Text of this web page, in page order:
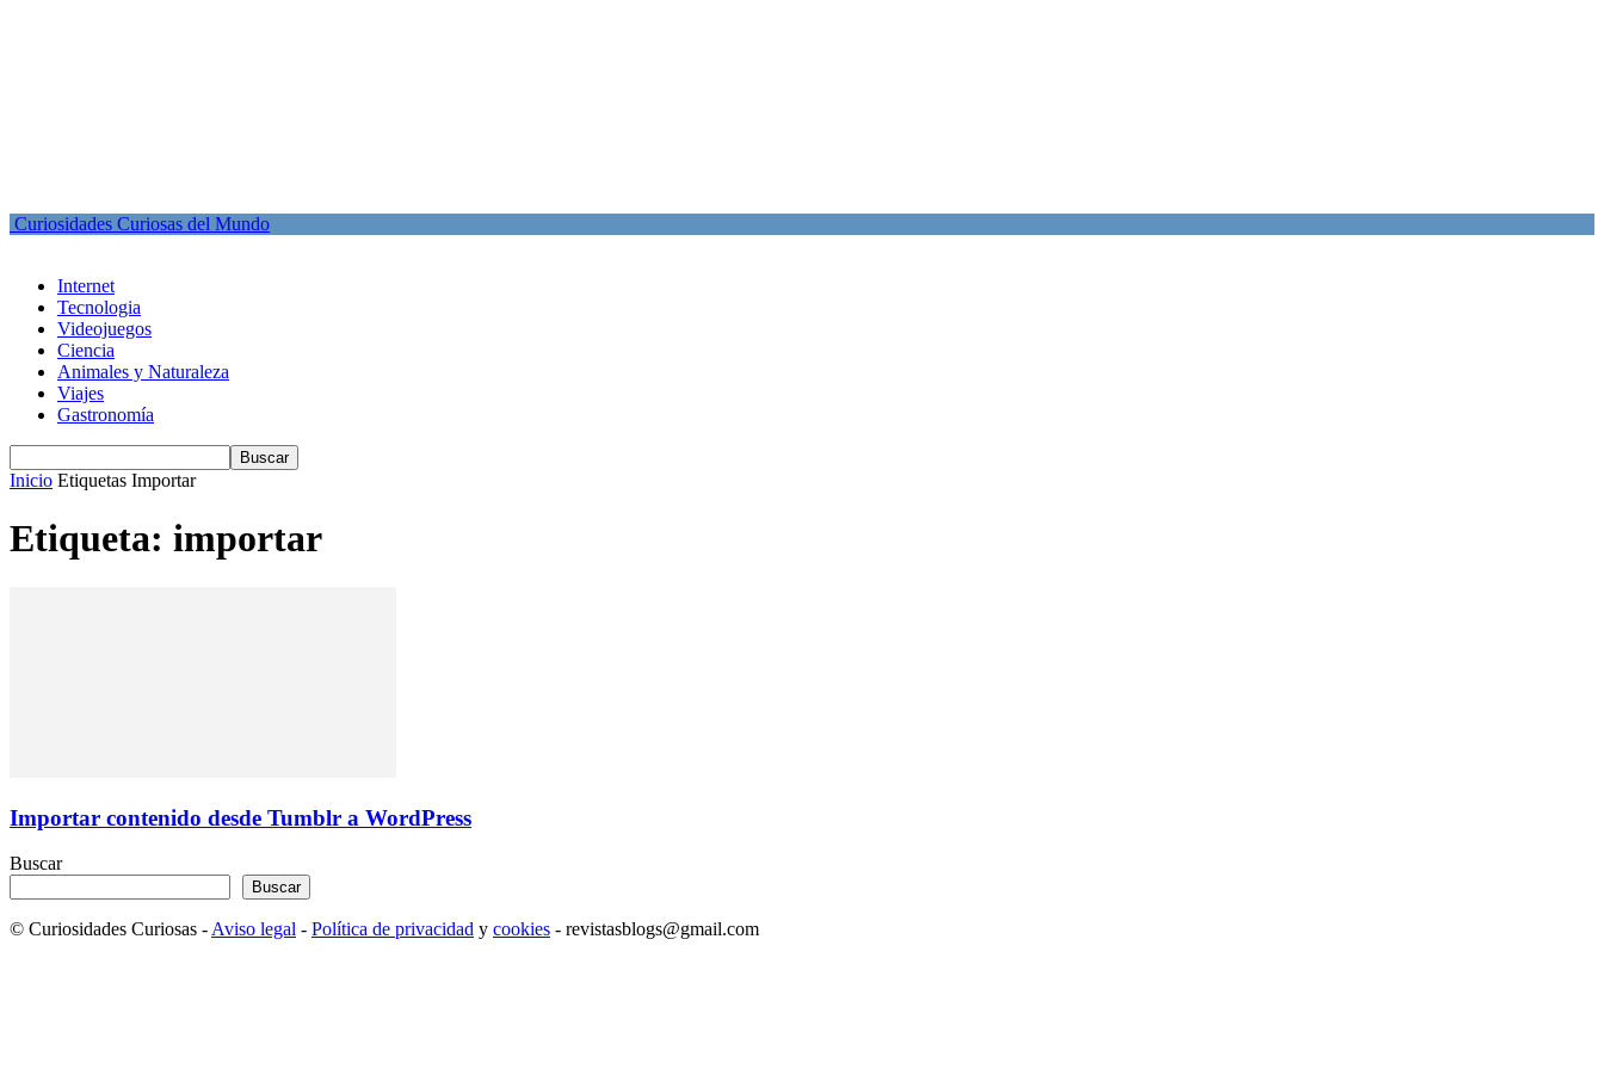
Curiosidades Curiosas del Mundo
Internet
Tecnologia
Videojuegos
Ciencia
Animales y Naturaleza
Viajes
Gastronomía
Inicio Etiquetas Importar
Etiqueta: importar
Importar contenido desde Tumblr a WordPress
Buscar
Buscar
© Curiosidades Curiosas - Aviso legal - Política de privacidad y cookies - revistasblogs@gmail.com